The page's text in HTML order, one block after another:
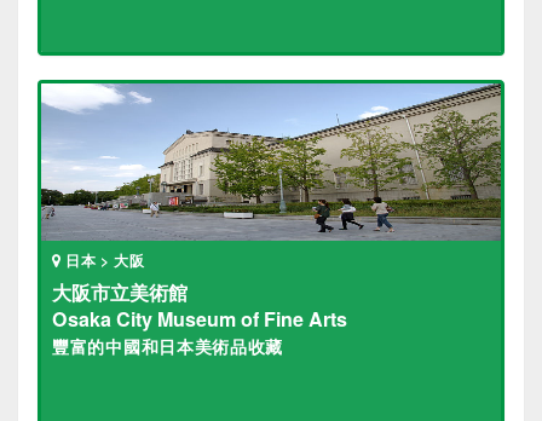
日本 > 大阪
大阪市立美術館
Osaka City Museum of Fine Arts
豐富的中國和日本美術品收藏